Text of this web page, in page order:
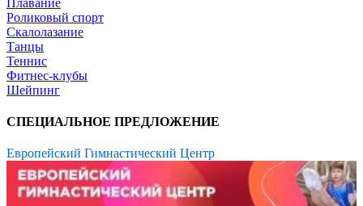
Роликовый спорт
Скалолазание
Танцы
Теннис
Фитнес-клубы
Шейпинг
СПЕЦИАЛЬНОЕ ПРЕДЛОЖЕНИЕ
Европейский Гимнастический Центр